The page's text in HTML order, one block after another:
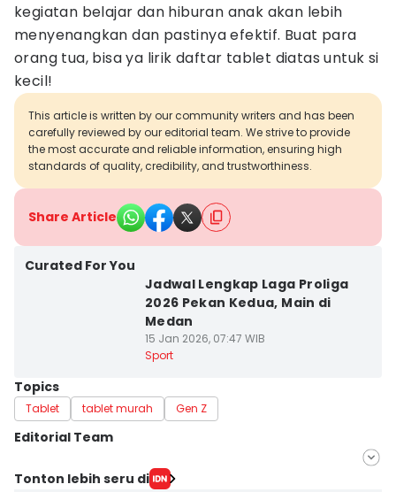
kegiatan belajar dan hiburan anak akan lebih
menyenangkan dan pastinya efektif. Buat para
orang tua, bisa ya lirik daftar tablet diatas untuk si
kecil!
This article is written by our community writers and has been
carefully reviewed by our editorial team. We strive to provide
the most accurate and reliable information, ensuring high
standards of quality, credibility, and trustworthiness.
Share Article
Curated For You
Jadwal Lengkap Laga Proliga
2026 Pekan Kedua, Main di
Medan
15 Jan 2026, 07:47 WIB
Sport
Topics
Tablet tablet murah Gen Z
Editorial Team
Editor
Tonton lebih seru di